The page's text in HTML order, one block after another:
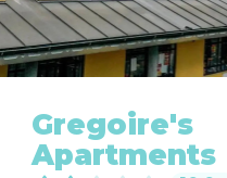
Gregoire's
Apartments